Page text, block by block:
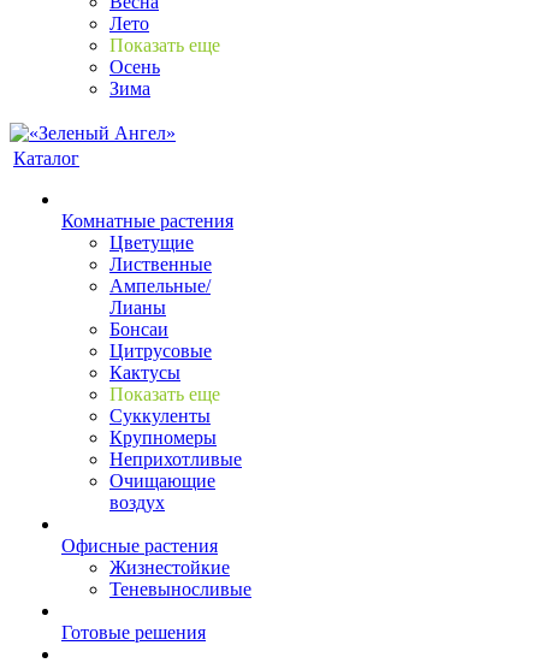
Лето
Показать еще
Осень
Зима
Каталог
Комнатные растения
Цветущие
Лиственные
Ампельные/
Лианы
Бонсаи
Цитрусовые
Кактусы
Показать еще
Суккуленты
Крупномеры
Неприхотливые
Очищающие
воздух
Офисные растения
Жизнестойкие
Теневыносливые
Готовые решения